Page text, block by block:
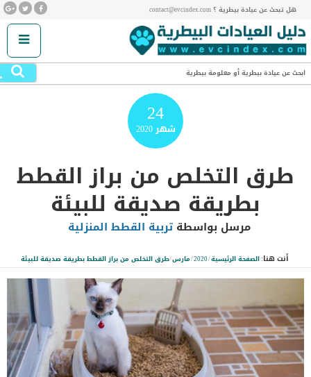
هل تبحث عن عيادة بيطرية ؟ contact@evcindex.com
ابحث عن عيادة بيطرية أو معلومة بيطرية
24
شهر2020
طرق التخلص من براز القطط
بطريقة صديقة للبيئة
مرسل بواسطةتربية القطط المنزلية
أنت هنا:الصفحة الرئيسية/
2020
/مارس/طرق التخلص من براز القطط بطريقة صديقة للبيئة